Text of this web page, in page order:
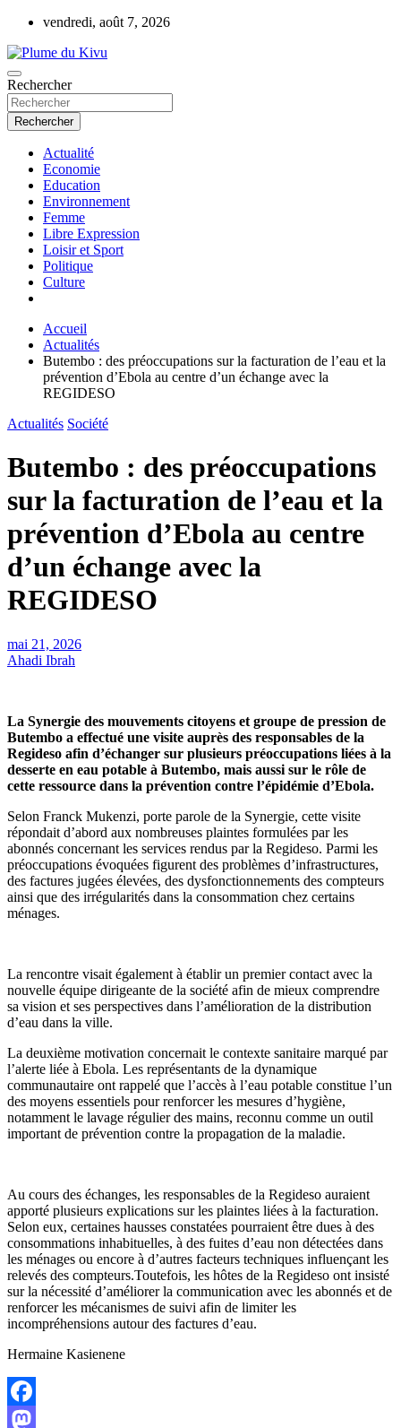
Aller
contenu
vendredi, août 7, 2026
Plume du Kivu
Rechercher
Rechercher
Actualité
Economie
Education
Environnement
Femme
Libre Expression
Loisir et Sport
Politique
Culture
Accueil
Actualités
Butembo : des préoccupations sur la facturation de l’eau et la
prévention d’Ebola au centre d’un échange avec la
REGIDESO
Actualités Société
Butembo : des préoccupations
sur la facturation de l’eau et la
prévention d’Ebola au centre
d’un échange avec la
REGIDESO
mai 21, 2026
Ahadi Ibrah
La Synergie des mouvements citoyens et groupe de pression de
Butembo a effectué une visite auprès des responsables de la
Regideso afin d’échanger sur plusieurs préoccupations liées à la
desserte en eau potable à Butembo, mais aussi sur le rôle de
cette ressource dans la prévention contre l’épidémie d’Ebola.
Selon Franck Mukenzi, porte parole de la Synergie, cette visite
répondait d’abord aux nombreuses plaintes formulées par les
abonnés concernant les services rendus par la Regideso. Parmi les
préoccupations évoquées figurent des problèmes d’infrastructures,
des factures jugées élevées, des dysfonctionnements des compteurs
ainsi que des irrégularités dans la consommation chez certains
ménages.
La rencontre visait également à établir un premier contact avec la
nouvelle équipe dirigeante de la société afin de mieux comprendre
sa vision et ses perspectives dans l’amélioration de la distribution
d’eau dans la ville.
La deuxième motivation concernait le contexte sanitaire marqué par
l’alerte liée à Ebola. Les représentants de la dynamique
communautaire ont rappelé que l’accès à l’eau potable constitue l’un
des moyens essentiels pour renforcer les mesures d’hygiène,
notamment le lavage régulier des mains, reconnu comme un outil
important de prévention contre la propagation de la maladie.
Au cours des échanges, les responsables de la Regideso auraient
apporté plusieurs explications sur les plaintes liées à la facturation.
Selon eux, certaines hausses constatées pourraient être dues à des
consommations inhabituelles, à des fuites d’eau non détectées dans
les ménages ou encore à d’autres facteurs techniques influençant les
relevés des compteurs.Toutefois, les hôtes de la Regideso ont insisté
sur la nécessité d’améliorer la communication avec les abonnés et de
renforcer les mécanismes de suivi afin de limiter les
incompréhensions autour des factures d’eau.
Hermaine Kasienene
Facebook